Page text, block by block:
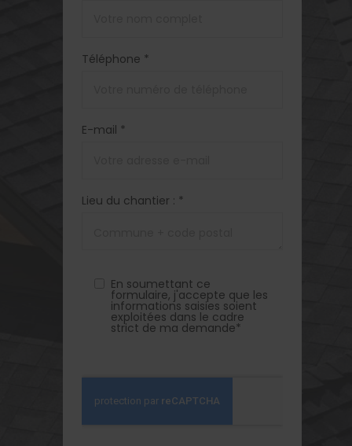
Téléphone *
E-mail *
Lieu du chantier : *
En soumettant ce
formulaire, j'accepte que les
informations saisies soient
exploitées dans le cadre
strict de ma demande*